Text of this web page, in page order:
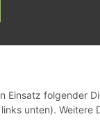
Einsatz folgender
unten). Weitere